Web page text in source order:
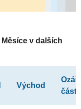
Měsíce v dalších
Východ
část